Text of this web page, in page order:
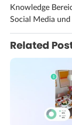
Knowledge
Social Media
Related